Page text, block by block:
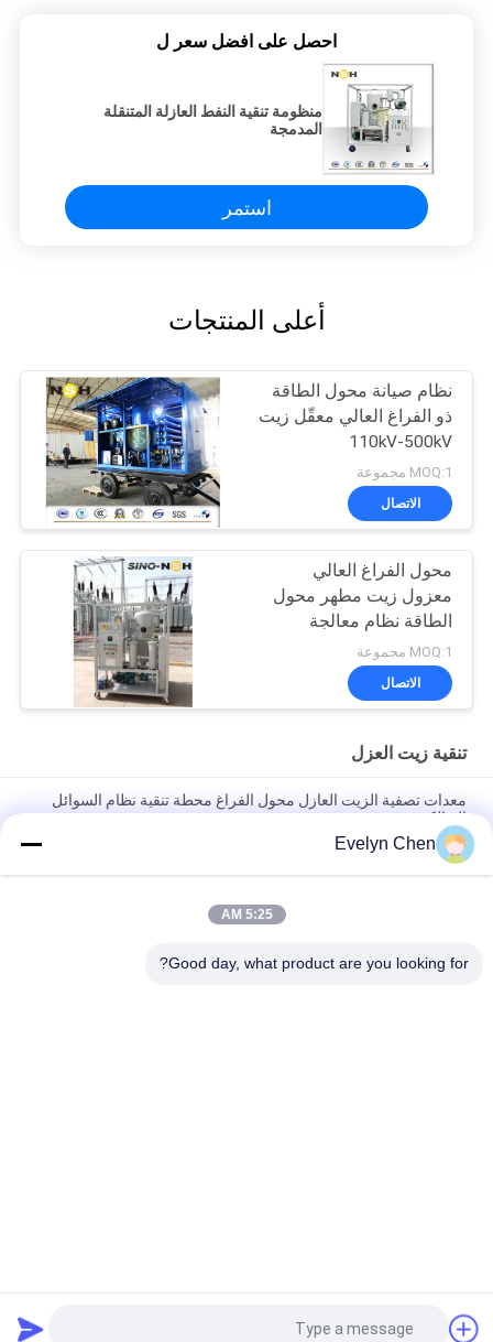
احصل على افضل سعر ل
منظومة تنقية النفط العازلة المتنقلة
المدمجة
استمر
أعلى المنتجات
نظام صيانة محول الطاقة
ذو الفراغ العالي معقّل زيت
110kV-500kV
MOQ:1 مجموعة
الاتصال
محول الفراغ العالي
معزول زيت مطهر محول
الطاقة نظام معالجة
الصيانة
MOQ:1 مجموعة
الاتصال
تنقية زيت العزل
معدات تصفية الزيت العازل محول الفراغ محطة تنقية نظام السوائل
الديالكترونية
تصفية النفط من محول النفايات آلة التطهير إزالة المياه العازلة معالجة
السوائل
وحدة متنقلة لتنقية الزيت العازل، نظام الترشيح الدقيق، آلة معالجة
Evelyn Chen
5:25 AM
Good day, what product are you looking for?